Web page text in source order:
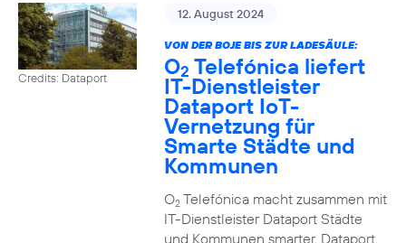
Credits: Dataport
12. August 2024
VON DER BOJE BIS ZUR LADESÄULE:
O2 Telefónica liefert
IT-Dienstleister
Dataport IoT-
Vernetzung für
Smarte Städte und
Kommunen
O2Telefónica macht zusammen mit
IT-Dienstleister Dataport Städte
und Kommunen smarter. Dataport